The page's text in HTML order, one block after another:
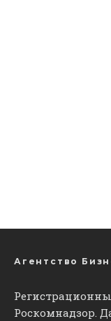
Агентство
Роскомнадзор.